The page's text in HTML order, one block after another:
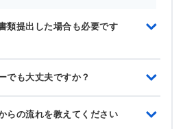
類提出した場合も必要です
でも大丈夫ですか？
らの流れを教えてください